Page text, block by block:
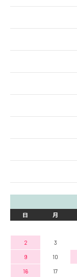
日 月
2 3
9 10
16 17